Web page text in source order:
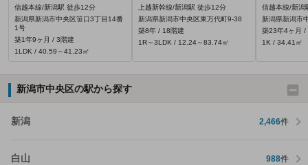
信越本線/新潟駅 徒歩12分
新潟県新潟市中央区笹口3丁目14番
1号
築1年9ヶ月 / 3階建
1LDK / 40.59～41.23㎡
上越新幹線/新潟駅 徒歩12分
新潟県新潟市中央区東万代町9-38
築8年 / 18階建
1R～3LDK / 12.24～83.74㎡
信越本線/新潟
新潟県新潟市
築23年4ヶ月 /
1K / 34.41㎡
新潟市中央区の駅から探す
新潟 2,466件
白山 988件